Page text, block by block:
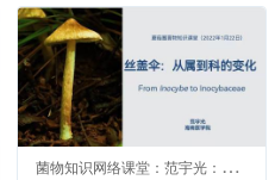
菌
物知识网络课堂：范宇光：丝盖伞——从属到科的变化